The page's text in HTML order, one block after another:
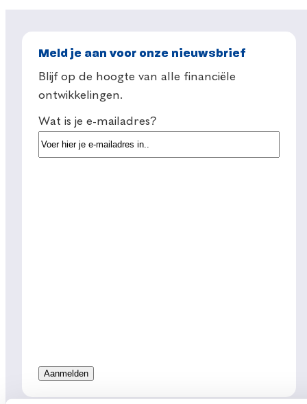
Meld je aan voor onze nieuwsbrief
Blijf op de hoogte van alle financiële
ontwikkelingen.
Wat is je e-mailadres?